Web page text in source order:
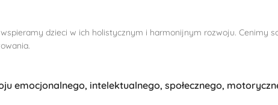
dzieci w ich holistycznym i harmonijnym rozwoju. Cenimy
emocjonalnego, intelektualnego, społecznego,